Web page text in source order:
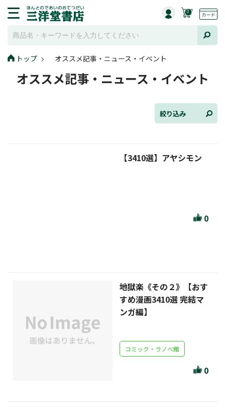
0
トップ オススメ記事・ニュース・イベント
オススメ記事・ニュース・イベント
絞り込み
三洋堂サイト会員が選ぶおすすめ本
文房具・雑貨情報
TVゲーム情報
【3410選】アヤシモン
0
地獄楽《その２》【おす
すめ漫画3410選 完結マ
ンガ編】
コミック・ラノベ館
0